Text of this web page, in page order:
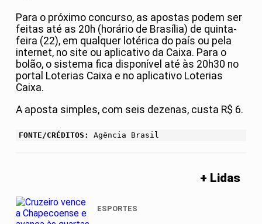
Para o próximo concurso, as apostas podem ser
feitas até as 20h (horário de Brasília) de quinta-
feira (22), em qualquer lotérica do país ou pela
internet, no site ou aplicativo da Caixa. Para o
bolão, o sistema fica disponível até às 20h30 no
portal Loterias Caixa e no aplicativo Loterias
Caixa.
A aposta simples, com seis dezenas, custa R$ 6.
FONTE/CRÉDITOS: Agência Brasil
+ Lidas
ESPORTES